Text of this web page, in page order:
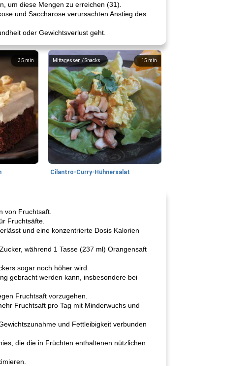
um diese Mengen zu erreichen (31).
und Saccharose verursachten Anstieg des
oder Gewichtsverlust geht.
35 min 15 min
Mittagessen / Snacks
Cilantro-Curry-Hühnersalat
von Fruchtsaft.
Fruchtsäfte.
und eine konzentrierte Dosis Kalorien
während 1 Tasse (237 ml) Orangensaft
sogar noch höher wird.
gebracht werden kann, insbesondere bei
Fruchtsaft vorzugehen.
Fruchtsaft pro Tag mit Minderwuchs und
und Fettleibigkeit verbunden
die die in Früchten enthaltenen nützlichen